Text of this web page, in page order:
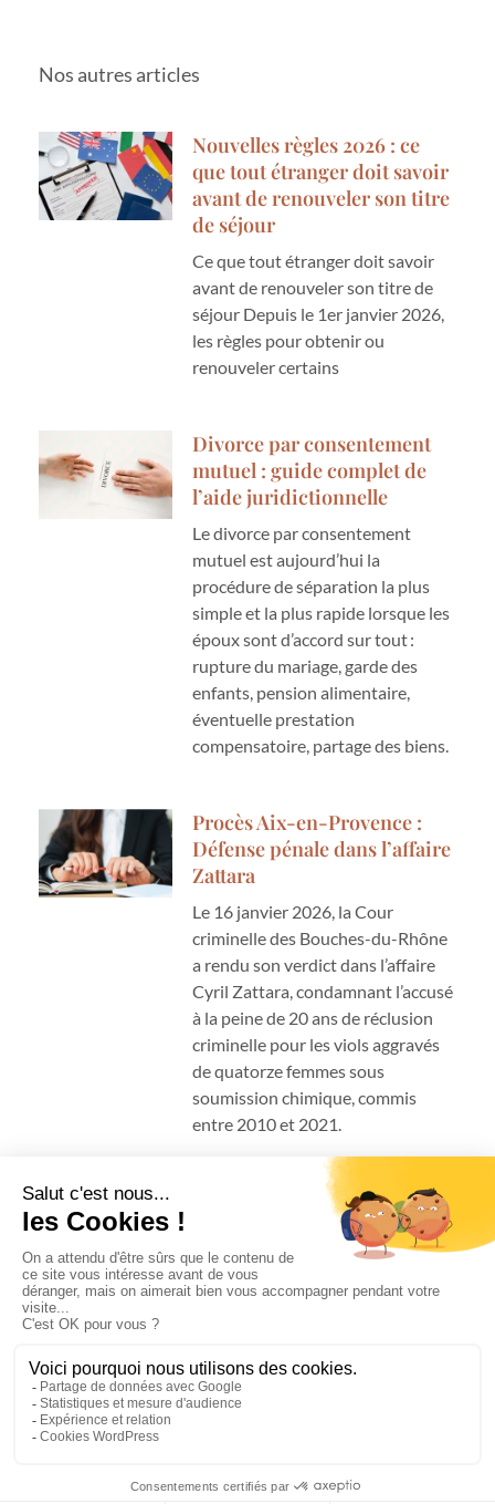
Nos autres articles
Nouvelles règles 2026 : ce
que tout étranger doit savoir
avant de renouveler son titre
de séjour
Ce que tout étranger doit savoir
avant de renouveler son titre de
séjour Depuis le 1er janvier 2026,
les règles pour obtenir ou
renouveler certains
Divorce par consentement
mutuel : guide complet de
l’aide juridictionnelle
Le divorce par consentement
mutuel est aujourd’hui la
procédure de séparation la plus
simple et la plus rapide lorsque les
époux sont d’accord sur tout :
rupture du mariage, garde des
enfants, pension alimentaire,
éventuelle prestation
compensatoire, partage des biens.
Procès Aix-en-Provence :
Défense pénale dans l’affaire
Zattara
Le 16 janvier 2026, la Cour
criminelle des Bouches-du-Rhône
a rendu son verdict dans l’affaire
Cyril Zattara, condamnant l’accusé
à la peine de 20 ans de réclusion
criminelle pour les viols aggravés
de quatorze femmes sous
soumission chimique, commis
entre 2010 et 2021.
La différence entre un
divorce amiable et un
divorce par consentement
mutuel
par consentement mutuel ?
Aucune différence juridique : le